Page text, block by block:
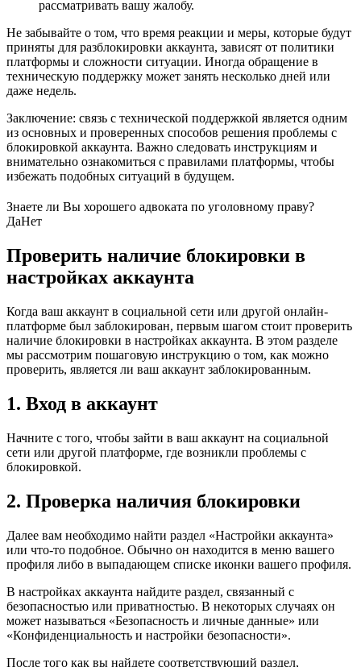
рассматривать вашу жалобу.
Не забывайте о том, что время реакции и меры, которые будут
приняты для разблокировки аккаунта, зависят от политики
платформы и сложности ситуации. Иногда обращение в
техническую поддержку может занять несколько дней или
даже недель.
Заключение: связь с технической поддержкой является одним
из основных и проверенных способов решения проблемы с
блокировкой аккаунта. Важно следовать инструкциям и
внимательно ознакомиться с правилами платформы, чтобы
избежать подобных ситуаций в будущем.
Знаете ли Вы хорошего адвоката по уголовному праву?
ДаНет
Проверить наличие блокировки в
настройках аккаунта
Когда ваш аккаунт в социальной сети или другой онлайн-
платформе был заблокирован, первым шагом стоит проверить
наличие блокировки в настройках аккаунта. В этом разделе
мы рассмотрим пошаговую инструкцию о том, как можно
проверить, является ли ваш аккаунт заблокированным.
1. Вход в аккаунт
Начните с того, чтобы зайти в ваш аккаунт на социальной
сети или другой платформе, где возникли проблемы с
блокировкой.
2. Проверка наличия блокировки
Далее вам необходимо найти раздел «Настройки аккаунта»
или что-то подобное. Обычно он находится в меню вашего
профиля либо в выпадающем списке иконки вашего профиля.
В настройках аккаунта найдите раздел, связанный с
безопасностью или приватностью. В некоторых случаях он
может называться «Безопасность и личные данные» или
«Конфиденциальность и настройки безопасности».
После того как вы найдете соответствующий раздел,